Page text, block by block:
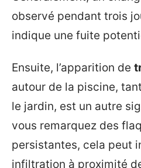
observé pendant trois
indique une fuite
Ensuite, l’apparition de
autour de la piscine,
le jardin, est un autre
vous remarquez des
persistantes, cela peut
infiltration à proximité